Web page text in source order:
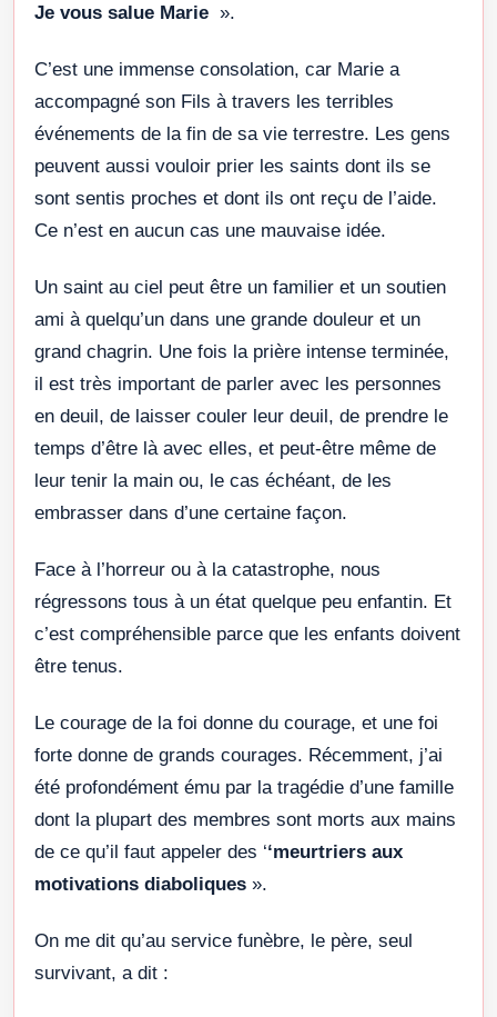
Je vous salue Marie ».
C’est une immense consolation, car Marie a
accompagné son Fils à travers les terribles
événements de la fin de sa vie terrestre. Les gens
peuvent aussi vouloir prier les saints dont ils se
sont sentis proches et dont ils ont reçu de l’aide.
Ce n’est en aucun cas une mauvaise idée.
Un saint au ciel peut être un familier et un soutien
ami à quelqu’un dans une grande douleur et un
grand chagrin. Une fois la prière intense terminée,
il est très important de parler avec les personnes
en deuil, de laisser couler leur deuil, de prendre le
temps d’être là avec elles, et peut-être même de
leur tenir la main ou, le cas échéant, de les
embrasser dans d’une certaine façon.
Face à l’horreur ou à la catastrophe, nous
régressons tous à un état quelque peu enfantin. Et
c’est compréhensible parce que les enfants doivent
être tenus.
Le courage de la foi donne du courage, et une foi
forte donne de grands courages. Récemment, j’ai
été profondément ému par la tragédie d’une famille
dont la plupart des membres sont morts aux mains
de ce qu’il faut appeler des ‘‘meurtriers aux
motivations diaboliques ».
On me dit qu’au service funèbre, le père, seul
survivant, a dit :